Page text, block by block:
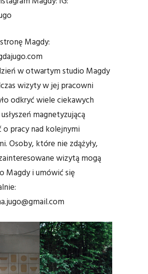
Magdy:
w otwartym studio Magdy
wizyty w jej pracowni
odkryć wiele ciekawych
magnetyzującą
pracy nad kolejnymi
Osoby, które nie zdążyły,
wizytą mogą
Magdy i umówić się